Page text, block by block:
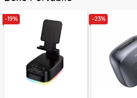
-19% -23%